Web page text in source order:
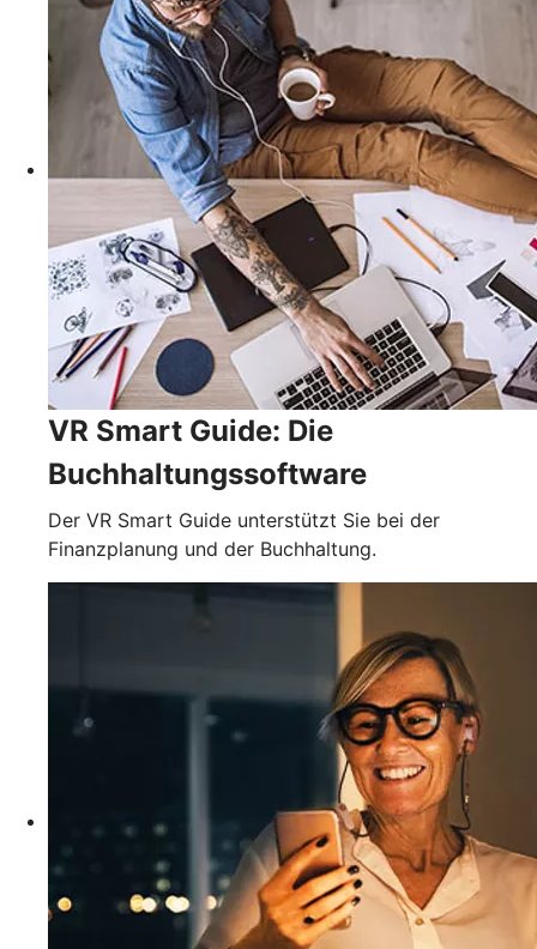
VR Smart Guide: Die
Buchhaltungssoftware
Der VR Smart Guide unterstützt Sie bei der
Finanzplanung und der Buchhaltung.